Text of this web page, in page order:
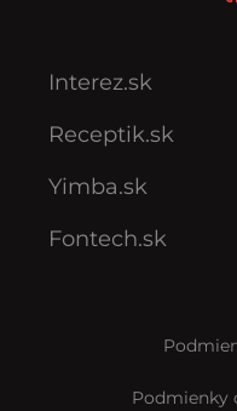
Interez.sk
Receptik.sk
Yimba.sk
Fontech.sk
Podmienky